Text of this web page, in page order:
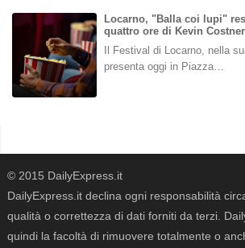
Locarno, "Balla coi lupi"
quattro ore di Kevin Costner
Il Festival di Locarno, nella
presenta oggi in Piazza…
© 2015 DailyExpress.it
DailyExpress.it declina ogni responsabilità
qualità o correttezza di dati forniti da terzi.
quindi la facoltà di rimuovere totalmente o